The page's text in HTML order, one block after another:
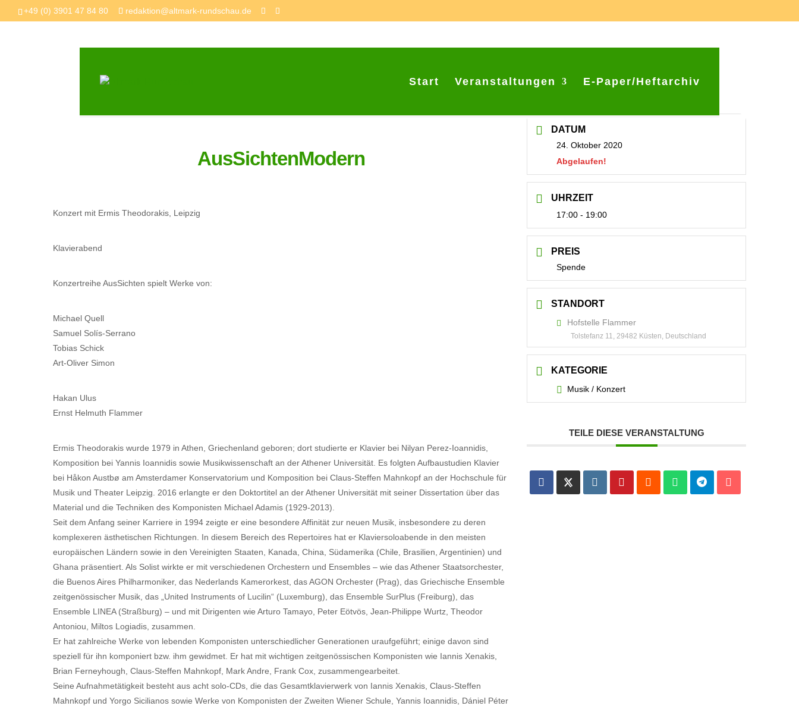
+49 (0) 3901 47 84 80 redaktion@altmark-rundschau.de
Start Veranstaltungen E-Paper/Heftarchiv
AusSichtenModern
Konzert mit Ermis Theodorakis, Leipzig
Klavierabend
Konzertreihe AusSichten spielt Werke von:
Michael Quell
Samuel Solís-Serrano
Tobias Schick
Art-Oliver Simon
Hakan Ulus
Ernst Helmuth Flammer
Ermis Theodorakis wurde 1979 in Athen, Griechenland geboren; dort studierte er Klavier bei Nilyan Perez-Ioannidis,
Komposition bei Yannis Ioannidis sowie Musikwissenschaft an der Athener Universität. Es folgten Aufbaustudien Klavier
bei Håkon Austbø am Amsterdamer Konservatorium und Komposition bei Claus-Steffen Mahnkopf an der Hochschule für
Musik und Theater Leipzig. 2016 erlangte er den Doktortitel an der Athener Universität mit seiner Dissertation über das
Material und die Techniken des Komponisten Michael Adamis (1929-2013).
Seit dem Anfang seiner Karriere in 1994 zeigte er eine besondere Affinität zur neuen Musik, insbesondere zu deren
komplexeren ästhetischen Richtungen. In diesem Bereich des Repertoires hat er Klaviersoloabende in den meisten
europäischen Ländern sowie in den Vereinigten Staaten, Kanada, China, Südamerika (Chile, Brasilien, Argentinien) und
Ghana präsentiert. Als Solist wirkte er mit verschiedenen Orchestern und Ensembles – wie das Athener Staatsorchester,
die Buenos Aires Philharmoniker, das Nederlands Kamerorkest, das AGON Orchester (Prag), das Griechische Ensemble
zeitgenössischer Musik, das „United Instruments of Lucilin“ (Luxemburg), das Ensemble SurPlus (Freiburg), das
Ensemble LINEA (Straßburg) – und mit Dirigenten wie Arturo Tamayo, Peter Eötvös, Jean-Philippe Wurtz, Theodor
Antoniou, Miltos Logiadis, zusammen.
Er hat zahlreiche Werke von lebenden Komponisten unterschiedlicher Generationen uraufgeführt; einige davon sind
speziell für ihn komponiert bzw. ihm gewidmet. Er hat mit wichtigen zeitgenössischen Komponisten wie Iannis Xenakis,
Brian Ferneyhough, Claus-Steffen Mahnkopf, Mark Andre, Frank Cox, zusammengearbeitet.
Seine Aufnahmetätigkeit besteht aus acht solo-CDs, die das Gesamtklavierwerk von Iannis Xenakis, Claus-Steffen
Mahnkopf und Yorgo Sicilianos sowie Werke von Komponisten der Zweiten Wiener Schule, Yannis Ioannidis, Dániel Péter
DATUM
24. Oktober 2020
Abgelaufen!
UHRZEIT
17:00 - 19:00
PREIS
Spende
STANDORT
Hofstelle Flammer
Tolstefanz 11, 29482 Küsten, Deutschland
KATEGORIE
Musik / Konzert
TEILE DIESE VERANSTALTUNG